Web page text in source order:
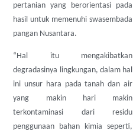
pertanian yang berorientasi pada
hasil untuk memenuhi swasembada
pangan Nusantara.
“Hal itu mengakibatkan
degradasinya lingkungan, dalam hal
ini unsur hara pada tanah dan air
yang makin hari makin
terkontaminasi dari residu
penggunaan bahan kimia seperti,